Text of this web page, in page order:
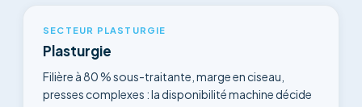
SECTEUR PLASTURGIE
Plasturgie
Filière à 80 % sous-traitante, marge en ciseau,
presses complexes : la disponibilité machine décide